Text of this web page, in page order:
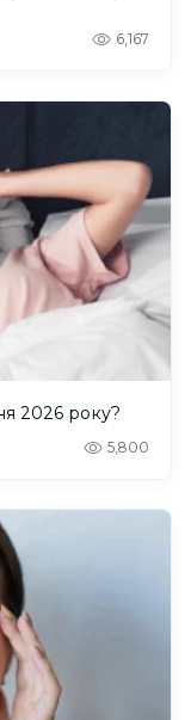
6,167
2026 року?
5,800